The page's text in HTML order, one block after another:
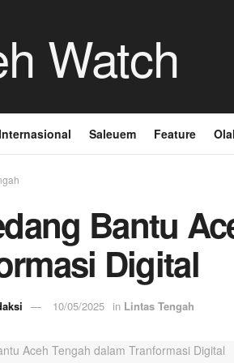
Saleuem Feature
Bantu
Digital
10/05/2025 in Lintas Tengah